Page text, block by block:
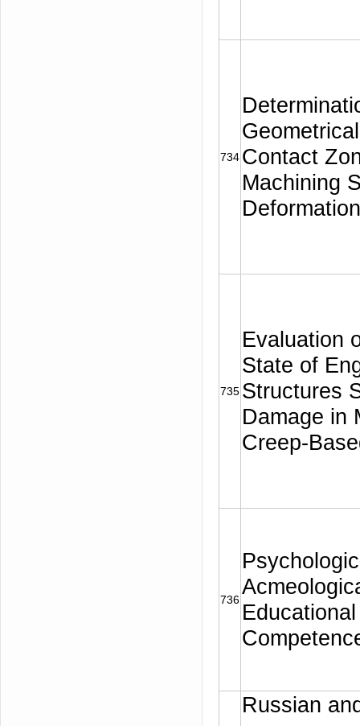
734 Contact
Machining
Deformation
735
Evaluation
State of
Structures
Damage in
Creep-
736
Russian